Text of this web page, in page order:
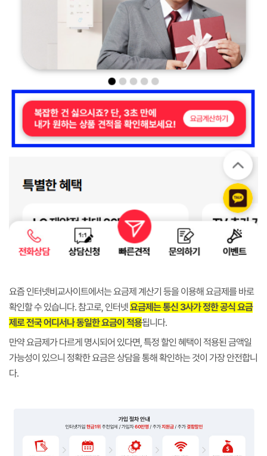
요즘 인터넷비교사이트에서는 요금제 계산기 등을 이용해 요금제를 바로
확인할 수 있습니다. 참고로, 인터넷요금제는 통신 3사가 정한 공식 요금
제로 전국 어디서나 동일한 요금이 적용됩니다.
만약 요금제가 다르게 명시되어 있다면, 특정 할인 혜택이 적용된 금액일
가능성이 있으니 정확한 요금은 상담을 통해 확인하는 것이 가장 안전합니
다.